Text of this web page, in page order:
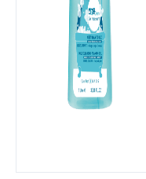
Zīmols